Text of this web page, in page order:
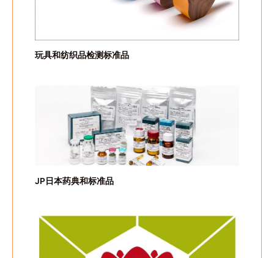
玩具和纺织品检测标准品
JP日本药典和标准品